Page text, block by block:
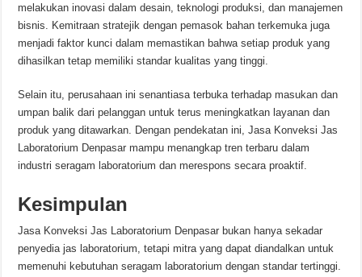
melakukan inovasi dalam desain, teknologi produksi, dan manajemen
bisnis. Kemitraan stratejik dengan pemasok bahan terkemuka juga
menjadi faktor kunci dalam memastikan bahwa setiap produk yang
dihasilkan tetap memiliki standar kualitas yang tinggi.
Selain itu, perusahaan ini senantiasa terbuka terhadap masukan dan
umpan balik dari pelanggan untuk terus meningkatkan layanan dan
produk yang ditawarkan. Dengan pendekatan ini, Jasa Konveksi Jas
Laboratorium Denpasar mampu menangkap tren terbaru dalam
industri seragam laboratorium dan merespons secara proaktif.
Kesimpulan
Jasa Konveksi Jas Laboratorium Denpasar bukan hanya sekadar
penyedia jas laboratorium, tetapi mitra yang dapat diandalkan untuk
memenuhi kebutuhan seragam laboratorium dengan standar tertinggi.